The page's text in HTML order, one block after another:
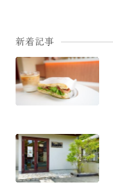
新着記事